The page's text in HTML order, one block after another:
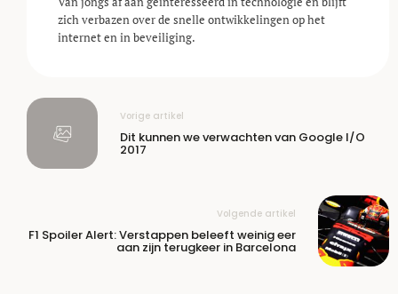
zich verbazen over de snelle ontwikkelingen op het
internet en in beveiliging.
Vorige artikel
Dit kunnen we verwachten van Google I/O
2017
Volgende artikel
F1 Spoiler Alert: Verstappen beleeft weinig eer
aan zijn terugkeer in Barcelona